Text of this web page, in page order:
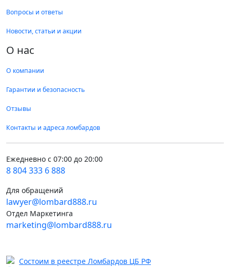
Вопросы и ответы
Новости, статьи и акции
О нас
О компании
Гарантии и безопасность
Отзывы
Контакты и адреса ломбардов
Ежедневно с 07:00 до 20:00
8 804 333 6 888
Для обращений
lawyer@lombard888.ru
Отдел Маркетинга
marketing@lombard888.ru
Состоим в реестре Ломбардов ЦБ РФ